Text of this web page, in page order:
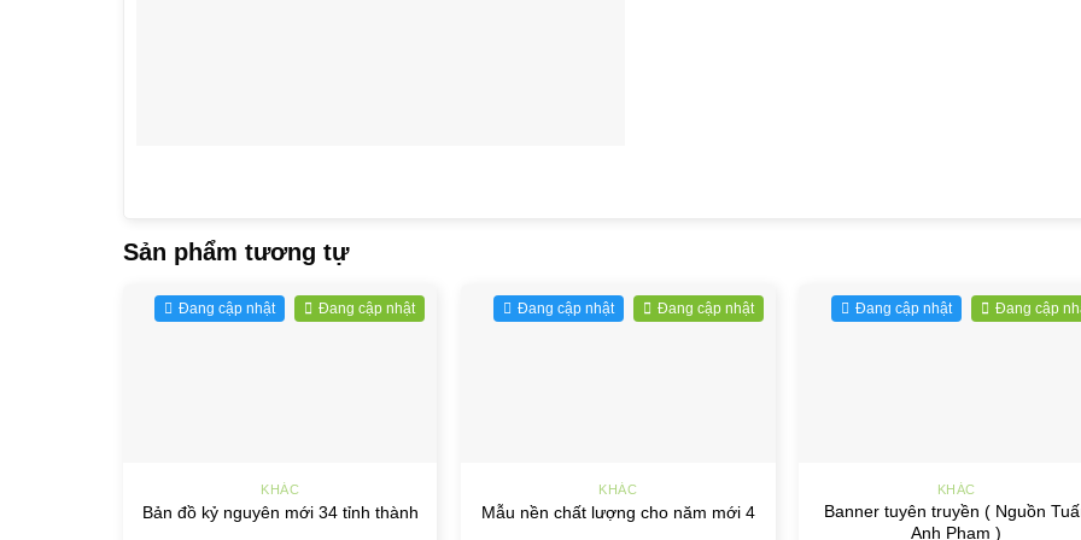
Sản phẩm tương tự
Đang cập nhật Đang cập nhật
KHÁC
Bản đồ kỷ nguyên mới 34 tỉnh thành
Đang cập nhật Đang cập nhật
KHÁC
Mẫu nền chất lượng cho năm mới 4
Đang cập nhật Đang cập
KHÁC
Banner tuyên truyền ( Nguồn
Anh Phạm )